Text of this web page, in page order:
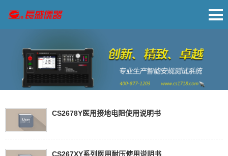
CS2678Y医用接地电阻使用说明书
CS267XY系列医用耐压使用说明书